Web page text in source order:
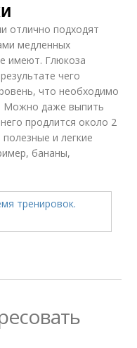
отлично подходят
медленных
имеют. Глюкоза
чего
что необходимо
Можно даже выпить
продлится около 2
и легкие
бананы,